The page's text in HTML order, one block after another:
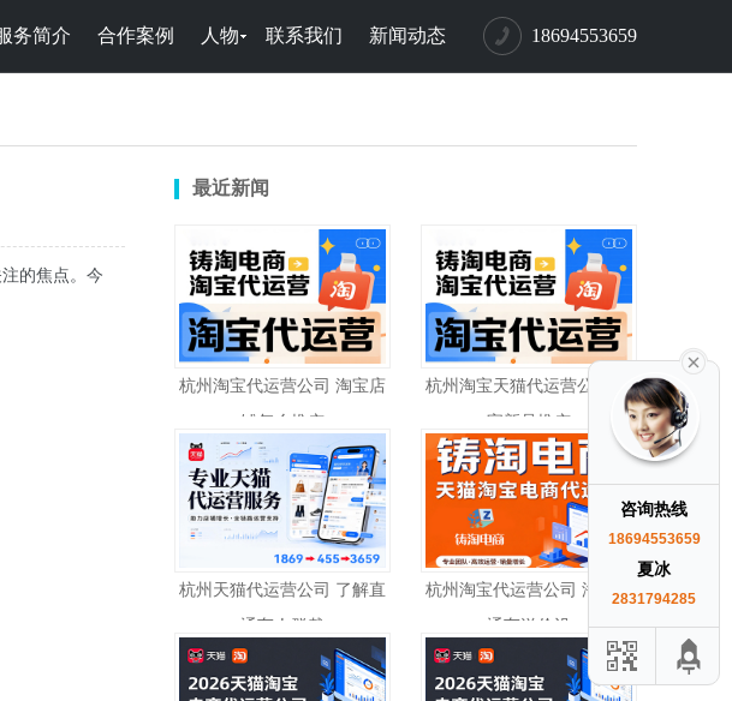
18694553659
务简介 合作案例 人物 联系我们 新闻动态
的焦点。今
最近新闻
杭州淘宝代运营公司 淘宝店
铺怎么推广
杭州淘宝天猫代运营公司 淘
宝新品推广
杭州天猫代运营公司 了解直
通车人群裁
杭州淘宝代运营公司 淘宝直
通车溢价设
咨询热线
18694553659
夏冰
2831794285